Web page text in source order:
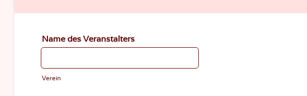
Name des Veranstalters
Verein